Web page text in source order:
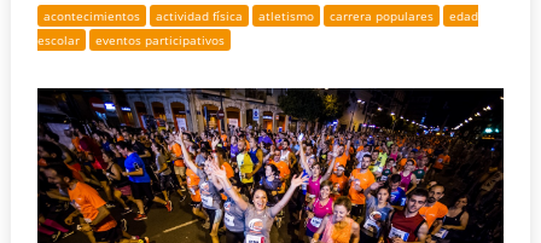
acontecimientos actividad física atletismo carrera populares
edad
escolar
eventos participativos